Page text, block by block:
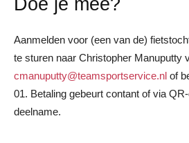
Aanmelden voor (een van de)
te sturen naar Christopher Manuputty
cmanuputty@teamsportservice.nl of
01. Betaling gebeurt contant of via
deelname.